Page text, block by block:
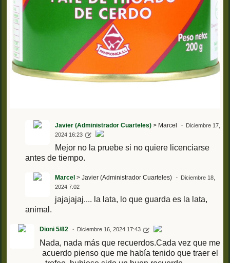
Javier (Administrador Cuarteles) > Marcel
Diciembre 17,
2024 16:23
Mejor no la pruebe si no quiere licenciarse
antes de tiempo.
Marcel > Javier (Administrador Cuarteles)
Diciembre 18,
2024 7:02
jajajajaj.... la lata, lo que guarda es la lata,
animal.
Dioni 5/82 Diciembre 16, 2024 17:43
Nada, nada más que recuerdos.Cada vez que me
acuerdo pienso que me había tenido que traer el